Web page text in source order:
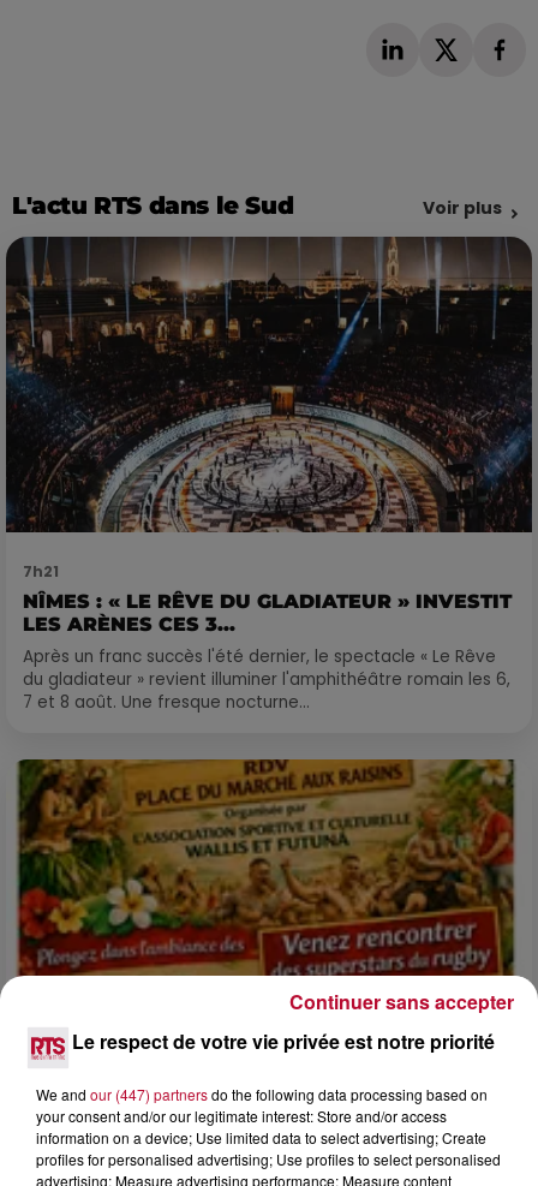
L'actu RTS dans le Sud Voir plus
7h21
NÎMES : « LE RÊVE DU GLADIATEUR » INVESTIT
LES ARÈNES CES 3...
Après un franc succès l'été dernier, le spectacle « Le Rêve
du gladiateur » revient illuminer l'amphithéâtre romain les 6,
7 et 8 août. Une fresque nocturne...
4 août 2026
FÊTE DE LA POLYNÉSIE À VILLEVEYRAC
Le respect de votre vie privée est notre priorité
We and our (447) partnersdo the following data processing based on
your consent and/or our legitimate interest: Store and/or access
information on a device; Use limited data to select advertising; Create
profiles for personalised advertising; Use profiles to select personalised
advertising; Measure advertising performance; Measure content
Continuer sans accepter